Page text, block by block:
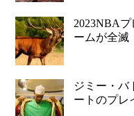
2023NBA
ームが全滅
ジミー・バ
ートのプレ